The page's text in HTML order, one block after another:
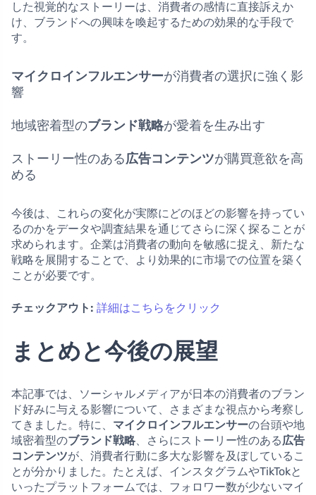
した視覚的なストーリーは、消費者の感情に直接訴えか
け、ブランドへの興味を喚起するための効果的な手段で
す。
マイクロインフルエンサーが消費者の選択に強く影
響
地域密着型のブランド戦略が愛着を生み出す
ストーリー性のある広告コンテンツが購買意欲を高
める
今後は、これらの変化が実際にどのほどの影響を持ってい
るのかをデータや調査結果を通じてさらに深く探ることが
求められます。企業は消費者の動向を敏感に捉え、新たな
戦略を展開することで、より効果的に市場での位置を築く
ことが必要です。
チェックアウト: 詳細はこちらをクリック
まとめと今後の展望
本記事では、ソーシャルメディアが日本の消費者のブラン
ド好みに与える影響について、さまざまな視点から考察し
てきました。特に、 マイクロインフルエンサーの台頭や地
域密着型のブランド戦略、さらにストーリー性のある広告
コンテンツが、消費者行動に多大な影響を及ぼしているこ
とが分かりました。たとえば、インスタグラムやTikTokと
いったプラットフォームでは、フォロワー数が少ないマイ